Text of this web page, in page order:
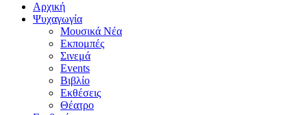
Αρχική
Ψυχαγωγία
Μουσικά Νέα
Εκπομπές
Σινεμά
Events
Βιβλίο
Εκθέσεις
Θέατρο